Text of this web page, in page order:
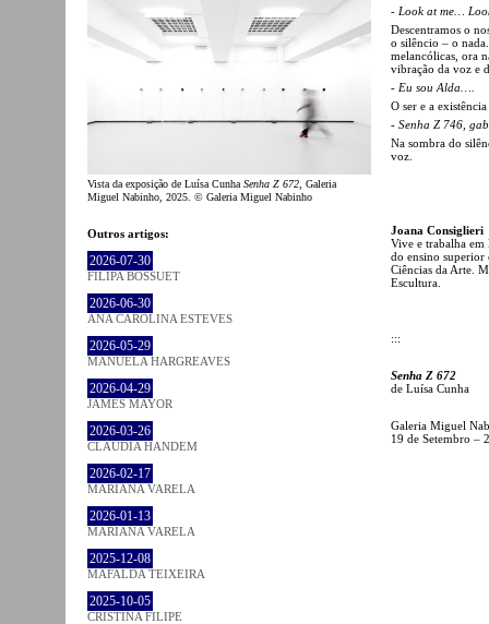
Vista da exposição de Luísa Cunha Senha Z 672 , Galeria
Miguel Nabinho, 2025. © Galeria Miguel Nabinho
Outros artigos:
2026-07-30
FILIPA BOSSUET
2026-06-30
ANA CAROLINA ESTEVES
2026-05-29
MANUELA HARGREAVES
2026-04-29
JAMES MAYOR
2026-03-26
CLÁUDIA HANDEM
2026-02-17
MARIANA VARELA
2026-01-13
MARIANA VARELA
2025-12-08
MAFALDA TEIXEIRA
2025-10-05
CRISTINA FILIPE
- Look at me…
Descentramos o
o silêncio – o
melancólicas, ora
vibração da voz e
- Eu sou Alda….
O ser e a
- Senha Z 746,
Na sombra do
voz.
Joana Consiglieri
Vive e trabalha em
do ensino superior
Ciências da Arte.
Escultura.
:::
Senha Z 672
de Luísa Cunha
Galeria Miguel
19 de Setembro –